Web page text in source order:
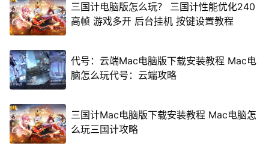
三国计电脑版怎么玩？ 三国计性能优化240
高帧 游戏多开 后台挂机 按键设置教程
代号：云端Mac电脑版下载安装教程 Mac电
脑怎么玩代号：云端攻略
三国计Mac电脑版下载安装教程 Mac电脑怎
么玩三国计攻略